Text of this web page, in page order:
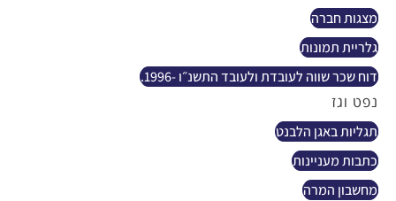
מצגות חברה
גלריית תמונות
דוח שכר שווה לעובדת ולעובד התשנ״ו -1996.
נפט וגז
תגליות באגן הלבנט
כתבות מעניינות
מחשבון המרה